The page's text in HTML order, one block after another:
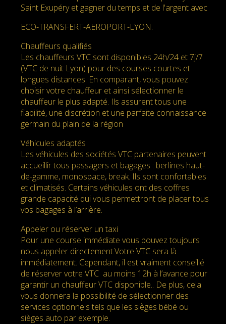
Saint Exupéry et gagner du temps et de l'argent avec
ECO-TRANSFERT-AEROPORT-LYON.
Chauffeurs qualifiés
Les chauffeurs VTC sont disponibles 24h/24 et 7j/7
(VTC de nuit Lyon) pour des courses courtes et
longues distances. En comparant, vous pouvez
choisir votre chauffeur et ainsi sélectionner le
chauffeur le plus adapté. Ils assurent tous une
fiabilité, une discrétion et une parfaite connaissance
germain du plain de la région
Véhicules adaptés
Les véhicules des sociétés VTC partenaires peuvent
accueillir tous passagers et bagages : berlines haut-
de-gamme, monospace, break. Ils sont confortables
et climatisés. Certains véhicules ont des coffres
grande capacité qui vous permettront de placer tous
vos bagages à l’arrière.
Appeler ou réserver un taxi
Pour une course immédiate vous pouvez toujours
nous appeler directement.Votre VTC sera là
immédiatement. Cependant, il est vraiment conseillé
de réserver votre VTC au moins 12h à l’avance pour
garantir un chauffeur VTC disponible.. De plus, cela
vous donnera la possibilité de sélectionner des
services optionnels tels que les sièges bébé ou
sièges auto par exemple.